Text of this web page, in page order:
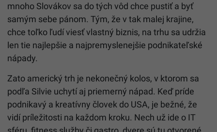
mnoho Slovákov sa do tých vôd chce pustiť a byť
samým sebe pánom. Tým, že v tak malej krajine,
chce toľko ľudí viesť vlastný biznis, na trhu sa udržia
len tie najlepšie a najpremyslenejšie podnikateľské
nápady.
Zato americký trh je nekonečný kolos, v ktorom sa
podľa Silvie uchytí aj priemerný nápad. Keď príde
podnikavý a kreatívny človek do USA, je bežné, že
vidí príležitosti na každom kroku. Nech už ide o IT